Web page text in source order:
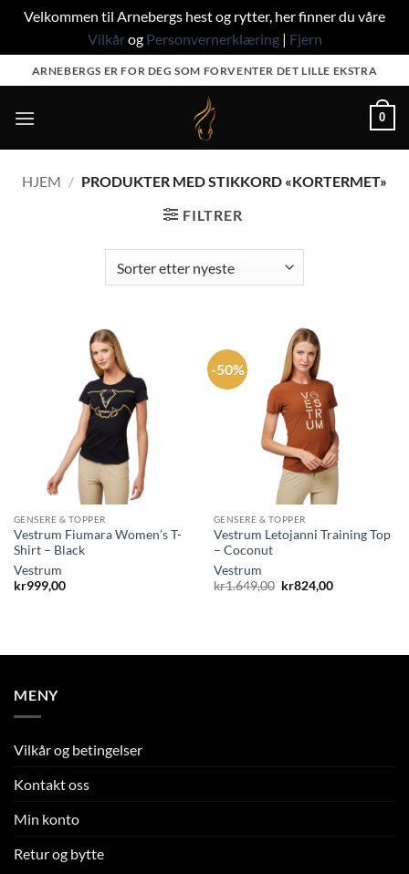
Velkommen til Arnebergs hest og rytter, her finner du våre
Vilkårog Personvernerklæring| Fjern
to
content
ARNEBERGS ER FOR DEG SOM FORVENTER DET LILLE EKSTRA
0
HJEM / PRODUKTER MED STIKKORD «KORTERMET»
FILTRER
GENSERE & TOPPER
Vestrum Fiumara Women’s T-
Shirt – Black
Vestrum
kr999,00
-50%
GENSERE & TOPPER
Vestrum Letojanni Training Top
– Coconut
Vestrum
kr1.649,00 Opprinnelig
kr824,00Nåværende
MENY
Vilkår og betingelser
Kontakt oss
Min konto
Retur og bytte